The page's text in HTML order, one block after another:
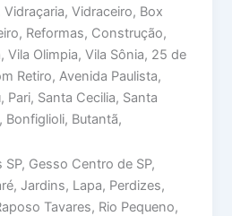
Vidraceiro, Box
Reformas, Construção,
Vila Olimpia, Vila Sônia, 25 de
Retiro, Avenida Paulista,
Pari, Santa Cecilia, Santa
Bonfiglioli, Butantã,
Gesso Centro de SP,
Jardins, Lapa, Perdizes,
Tavares, Rio Pequeno,